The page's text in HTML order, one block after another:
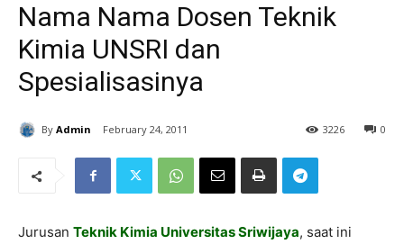
Nama Nama Dosen Teknik
Kimia UNSRI dan
Spesialisasinya
By Admin February 24, 2011 0
3226
Jurusan Teknik Kimia UniversitasSriwijaya, saat ini